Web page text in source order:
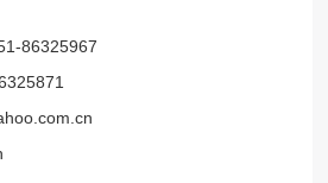
86325967